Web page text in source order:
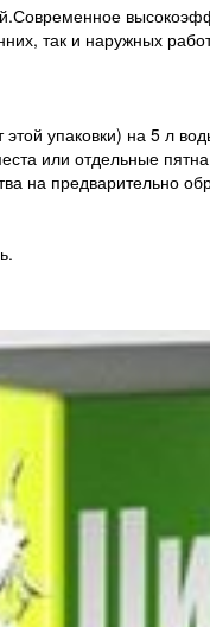
так и наружных
упаковки) на 5 л
или отдельные
предварительно